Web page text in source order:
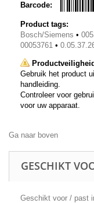
Barcode:
Product tags:
Bosch/Siemens •
00053761 •
Gebruik het product
handleiding.
Controleer voor
voor uw apparaat.
Ga naar boven
GESCHIKT
Geschikt voor / past